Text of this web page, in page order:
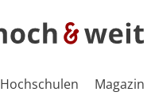
Hochschulen Magazin